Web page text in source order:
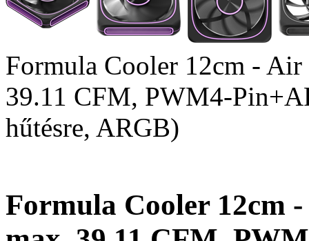
Formula Cooler 12cm -
39.11 CFM, PWM4-
hűtésre, ARGB)
Formula Cooler 12cm